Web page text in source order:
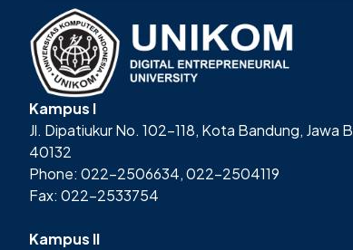
Kampus I
Jl. Dipatiukur No. 102-118, Kota Bandung, Jawa
40132
Phone: 022-2506634, 022-2504119
Fax: 022-2533754
Kampus II